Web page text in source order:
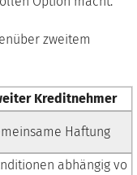
zweitem
Kreditnehmer
Haftung
abhängig vo